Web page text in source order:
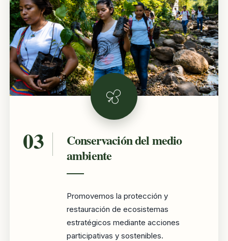
Conservación del medio
ambiente
Promovemos la protección y
restauración de ecosistemas
estratégicos mediante acciones
participativas y sostenibles.